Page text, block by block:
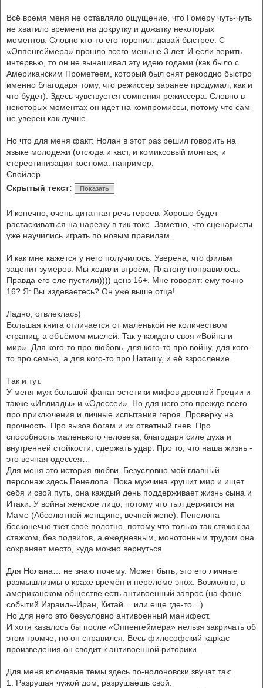
Всё время меня не оставляло ощущение, что Гомеру чуть-чуть
не хватило времени на докрутку и дожатку некоторых
моментов. Словно кто-то его торопил: давай быстрее. С
«Оппенгеймера» прошло всего меньше 3 лет. И если верить
интервью, то он не вынашивал эту идею годами (как было с
Американским Прометеем, который был снят рекордно быстро
именно благодаря тому, что режиссер заранее продумал, как и
что будет). Здесь чувствуется сомнения режиссера. Словно в
некоторых моментах он идет на компромиссы, потому что сам
не уверен как лучше.
Но что для меня факт: Нолан в этот раз решил говорить на
языке молодежи (отсюда и каст, и комиксовый монтаж, и
стереотипизация костюма: например,
Спойлер
Скрытый текст:
Показать
И конечно, очень цитатная речь героев. Хорошо будет
растаскиваться на нарезку в тик-токе. Заметно, что сценаристы
уже научились играть по новым правилам.
И как мне кажется у него получилось. Уверена, что фильм
зацепит зумеров. Мы ходили втроём, Платону понравилось.
Правда его еле пустили)))) ценз 16+. Мне говорят: ему точно
16? Я: Вы издеваетесь? Он уже выше отца!
Ладно, отвлеклась)
Большая книга отличается от маленькой не количеством
страниц, а объёмом мыслей. Так у каждого своя «Война и
мир». Для кого-то про любовь, для кого-то про войну, для кого-
то про семью, а для кого-то про Наташу, и её взросление.
Так и тут.
У меня муж большой фанат эстетики мифов древней Греции и
также «Иллиады» и «Одессеи». Но для него это прежде всего
про приключения и личные испытания героя. Проверку на
прочность. Про вызов богам и их ответный гнев. Про
способность маленького человека, благодаря силе духа и
внутренней стойкости, сдержать удар. Про то, что наша жизнь -
это вечная одессея…
Для меня это история любви. Безусловно мой главный
персонаж здесь Пенелопа. Пока мужчина крушит мир и ищет
себя и свой путь, она каждый день поддерживает жизнь сына и
Итаки. У войны женское лицо, потому что тыл держится на
Маме (Абсолютной женщине, вечной жене). Пенелопа
бесконечно ткёт своё полотно, потому что только так стяжок за
стяжком, без подвигов, а ежедневным, монотонным трудом она
сохраняет место, куда можно вернуться.
Для Нолана… не знаю почему. Может быть, это его личные
размышлизмы о крахе времён и переломе эпох. Возможно, в
американском обществе есть антивоенный запрос (на фоне
событий Израиль-Иран, Китай… или еще где-то…)
Но для него это безусловно антивоенный манифест.
И хотя казалось бы после «Оппенгеймера» нельзя закричать об
этом громче, но он справился. Весь философский каркас
произведения он сводит к антивоенной риторики.
Для меня ключевые темы здесь по-нолоновски звучат так:
1. Разрушая чужой дом, разрушаешь свой.